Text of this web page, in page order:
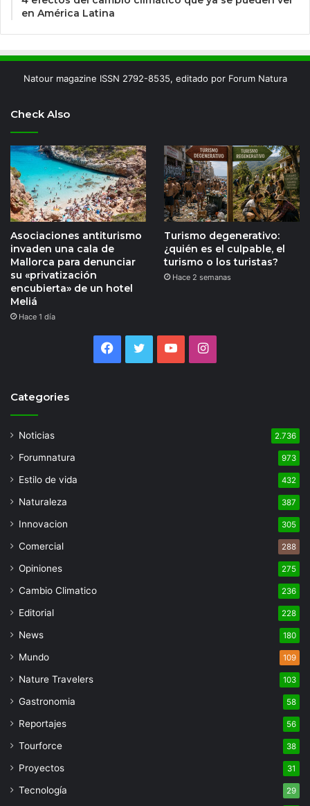
en América Latina
Natour magazine ISSN 2792-8535, editado por Forum Natura
Check Also
Asociaciones antiturismo
invaden una cala de
Mallorca para denunciar
su «privatización
encubierta» de un hotel
Meliá
Hace 1 día
Turismo degenerativo:
¿quién es el culpable, el
turismo o los turistas?
Hace 2 semanas
Facebook
TwitterYouTubeInstagram
Categories
Noticias 2.736
Forumnatura 973
Estilo de vida 432
Naturaleza 387
Innovacion 305
Comercial 288
Opiniones 275
Cambio Climatico 236
Editorial 228
News 180
Mundo 109
Nature Travelers 103
Gastronomia 58
Reportajes 56
Tourforce 38
Proyectos 31
Tecnología 29